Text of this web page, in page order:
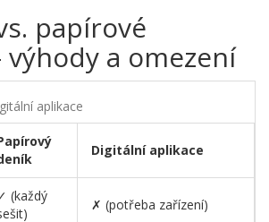
papírové
výhody a omezení
aplikace
Digitální aplikace
(každý
✗ (potřeba zařízení)